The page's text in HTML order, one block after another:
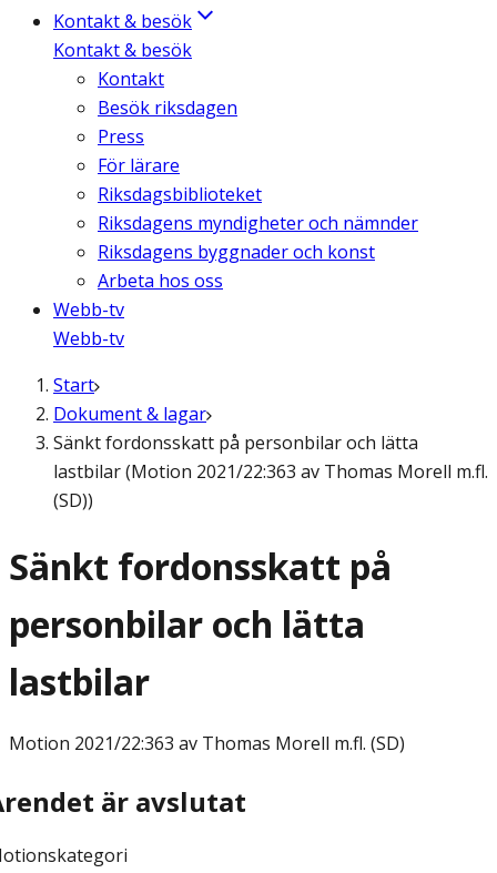
Kontakt & besök
Kontakt & besök
Kontakt
Besök riksdagen
Press
För lärare
Riksdagsbiblioteket
Riksdagens myndigheter och nämnder
Riksdagens byggnader och konst
Arbeta hos oss
Webb-tv
Webb-tv
Start
Dokument & lagar
Sänkt fordonsskatt på personbilar och lätta
lastbilar (Motion 2021/22:363 av Thomas Morell m.fl.
(SD))
Sänkt fordonsskatt på
personbilar och lätta
lastbilar
Motion 2021/22:363 av Thomas Morell m.fl. (SD)
är avslutat